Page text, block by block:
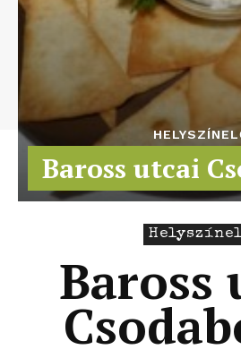
Baross utcai
Baross